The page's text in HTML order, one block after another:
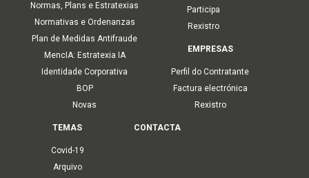
Normas, Plans e Estratexias
Normativas e Ordenanzas
Plan de Medidas Antifraude
MencIA: Estratexia IA
Identidade Corporativa
BOP
Novas
Participa
Rexistro
EMPRESAS
Perfil do Contratante
Factura electrónica
Rexistro
TEMAS
Covid-19
Arquivo
CONTACTA